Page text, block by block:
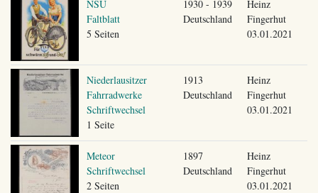
NSU
Faltblatt
5 Seiten
1930 - 1939
Deutschland
Heinz
Fingerhut
03.01.2021
Niederlausitzer
Fahrradwerke
Schriftwechsel
1 Seite
1913
Deutschland
Heinz
Fingerhut
03.01.2021
Meteor
Schriftwechsel
2 Seiten
1897
Deutschland
Heinz
Fingerhut
03.01.2021